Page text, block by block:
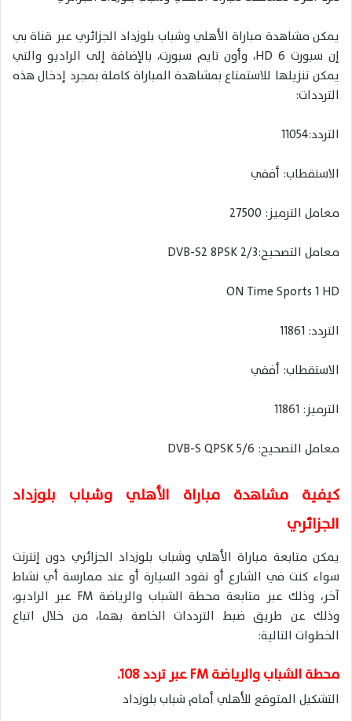
يمكن مشاهدة مباراة الأهلي وشباب بلوزداد الجزائري عبر قناة بي
إن سبورت 6 HD، وأون تايم سبورت، بالإضافة إلى الراديو والتي
يمكن تنزيلها للاستمتاع بمشاهدة المباراة كاملة بمجرد إدخال هذه
الترددات:
التردد:11054
الاستقطاب: أفقي
معامل الترميز: 27500
معامل التصحيح:DVB-S2 8PSK 2/3
ON Time Sports 1 HD
التردد: 11861
الاستقطاب: أفقي
الترميز: 11861
معامل التصحيح: DVB-S QPSK 5/6
كيفية مشاهدة مباراة الأهلي وشباب بلوزداد
الجزائري
يمكن متابعة مباراة الأهلي وشباب بلوزداد الجزائري دون إنترنت
سواء كنت في الشارع أو تقود السيارة أو عند ممارسة أي نشاط
آخر، وذلك عبر متابعة محطة الشباب والرياضة FM عبر الراديو،
وذلك عن طريق ضبط الترددات الخاصة بهما، من خلال اتباع
الخطوات التالية:
محطة الشباب والرياضة FM عبر تردد 108.
التشكيل المتوقع للأهلي أمام شباب بلوزداد